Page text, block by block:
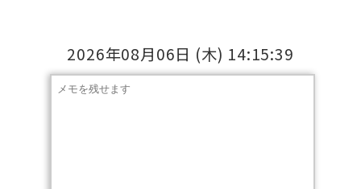
2026年08月06日 (木) 14:15:39